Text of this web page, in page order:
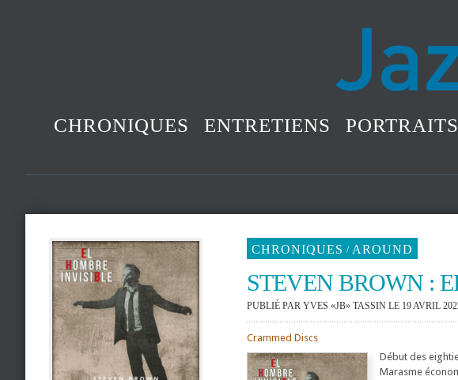
CHRONIQUES ENTRETIENS PORTRAITS
CHRONIQUES / AROUND
STEVEN BROWN :
PUBLIÉ PAR YVES «JB» TASSIN LE 19 AVRIL
Crammed Discs
Début des
Marasme